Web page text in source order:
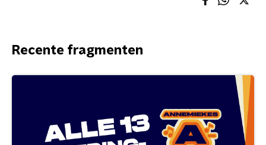
Recente fragmenten